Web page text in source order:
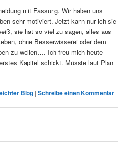
mit Fassung. Wir haben uns
sehr motiviert. Jetzt kann nur ich sie
sie hat so viel zu sagen, alles aus
ohne Besserwisserei oder dem
zu wollen…. Ich freu mich heute
Kapitel schickt. Müsste laut Plan
Blog |Schreibe einen Kommentar